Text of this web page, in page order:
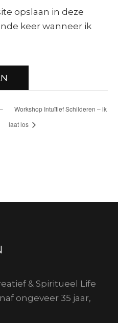
opslaan in deze
keer wanneer ik
Workshop Intuïtief Schilderen – ik
laat los
& Spiritueel Life
ongeveer 35 jaar,